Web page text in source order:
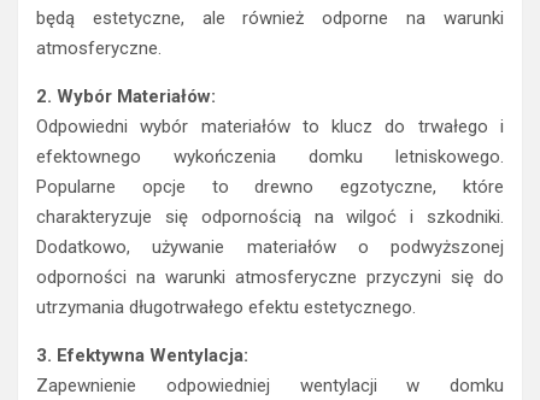
będą estetyczne, ale również odporne na warunki
atmosferyczne.
2. Wybór Materiałów:
Odpowiedni wybór materiałów to klucz do trwałego i
efektownego wykończenia domku letniskowego.
Popularne opcje to drewno egzotyczne, które
charakteryzuje się odpornością na wilgoć i szkodniki.
Dodatkowo, używanie materiałów o podwyższonej
odporności na warunki atmosferyczne przyczyni się do
utrzymania długotrwałego efektu estetycznego.
3. Efektywna Wentylacja:
Zapewnienie odpowiedniej wentylacji w domku